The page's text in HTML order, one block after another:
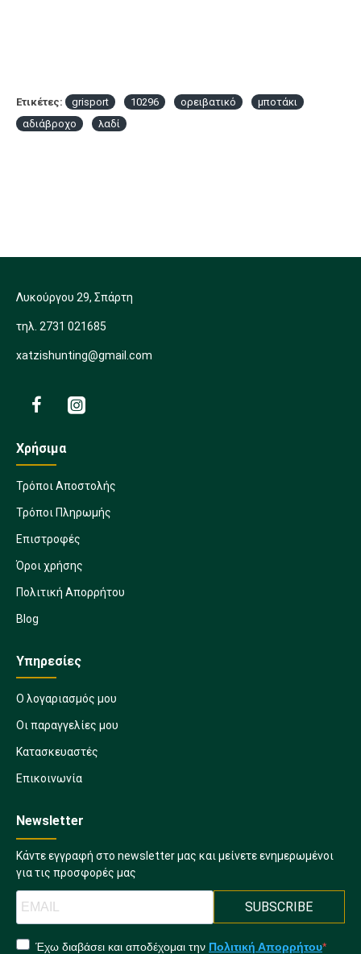
Ετικέτες: grisport 10296 ορειβατικό
μποτάκι
αδιάβροχο
λαδί
Λυκούργου 29, Σπάρτη
τηλ. 2731 021685
xatzishunting@gmail.com
Χρήσιμα
Τρόποι Αποστολής
Τρόποι Πληρωμής
Επιστροφές
Όροι χρήσης
Πολιτική Απορρήτου
Blog
Υπηρεσίες
Ο λογαριασμός μου
Οι παραγγελίες μου
Κατασκευαστές
Επικοινωνία
Newsletter
Κάντε εγγραφή στο newsletter μας και μείνετε ενημερωμένοι
για τις προσφορές μας
SUBSCRIBE
Έχω διαβάσει και αποδέχομαι την Πολιτική Απορρήτου